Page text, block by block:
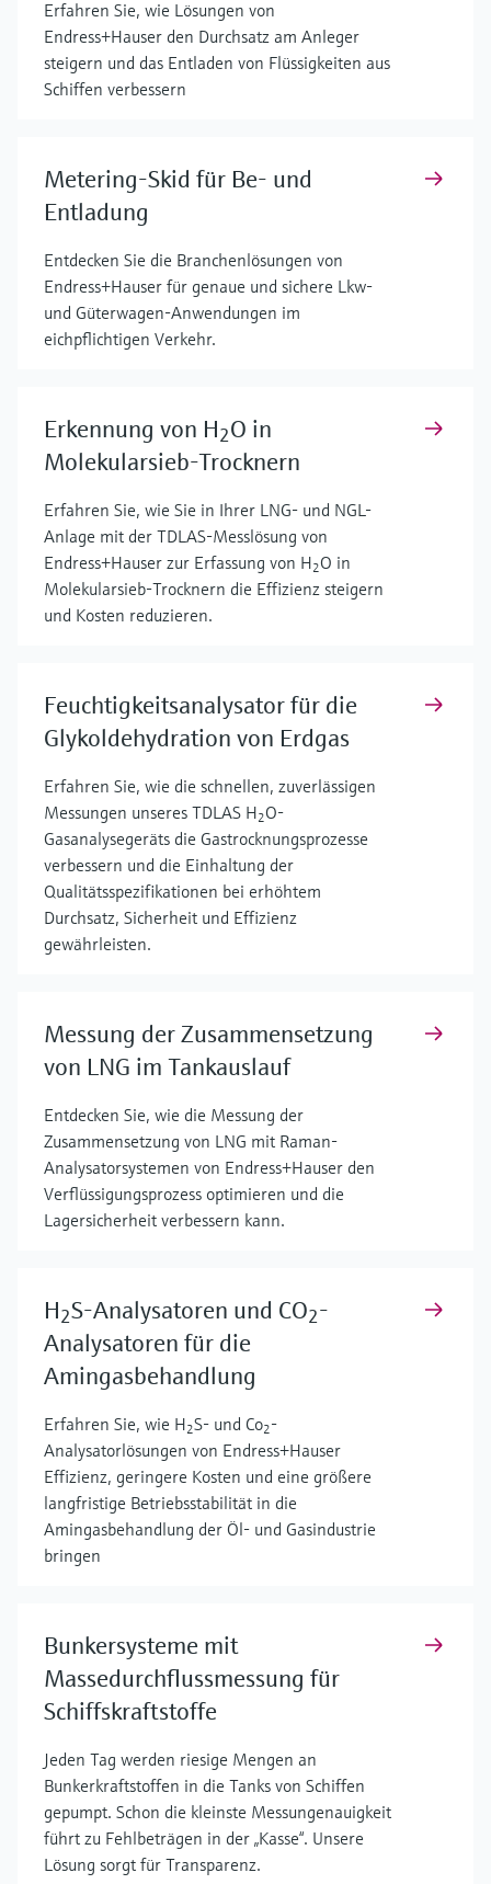
Erfahren Sie, wie Lösungen von
Endress+Hauser den Durchsatz am Anleger
steigern und das Entladen von Flüssigkeiten aus
Schiffen verbessern
Metering-Skid für Be- und
Entladung
Entdecken Sie die Branchenlösungen von
Endress+Hauser für genaue und sichere Lkw-
und Güterwagen-Anwendungen im
eichpflichtigen Verkehr.
Erkennung von H2O in
Molekularsieb-Trocknern
Erfahren Sie, wie Sie in Ihrer LNG- und NGL-
Anlage mit der TDLAS-Messlösung von
Endress+Hauser zur Erfassung von H2O in
Molekularsieb-Trocknern die Effizienz steigern
und Kosten reduzieren.
Feuchtigkeitsanalysator für die
Glykoldehydration von Erdgas
Erfahren Sie, wie die schnellen, zuverlässigen
Messungen unseres TDLAS H2O-
Gasanalysegeräts die Gastrocknungsprozesse
verbessern und die Einhaltung der
Qualitätsspezifikationen bei erhöhtem
Durchsatz, Sicherheit und Effizienz
gewährleisten.
Messung der Zusammensetzung
von LNG im Tankauslauf
Entdecken Sie, wie die Messung der
Zusammensetzung von LNG mit Raman-
Analysatorsystemen von Endress+Hauser den
Verflüssigungsprozess optimieren und die
Lagersicherheit verbessern kann.
H2S-Analysatoren und CO2-
Analysatoren für die
Amingasbehandlung
Erfahren Sie, wie H2S- und Co2-
Analysatorlösungen von Endress+Hauser
Effizienz, geringere Kosten und eine größere
langfristige Betriebsstabilität in die
Amingasbehandlung der Öl- und Gasindustrie
bringen
Bunkersysteme mit
Massedurchflussmessung für
Schiffskraftstoffe
Jeden Tag werden riesige Mengen an
Bunkerkraftstoffen in die Tanks von Schiffen
gepumpt. Schon die kleinste Messungenauigkeit
führt zu Fehlbeträgen in der „Kasse“. Unsere
Lösung sorgt für Transparenz.